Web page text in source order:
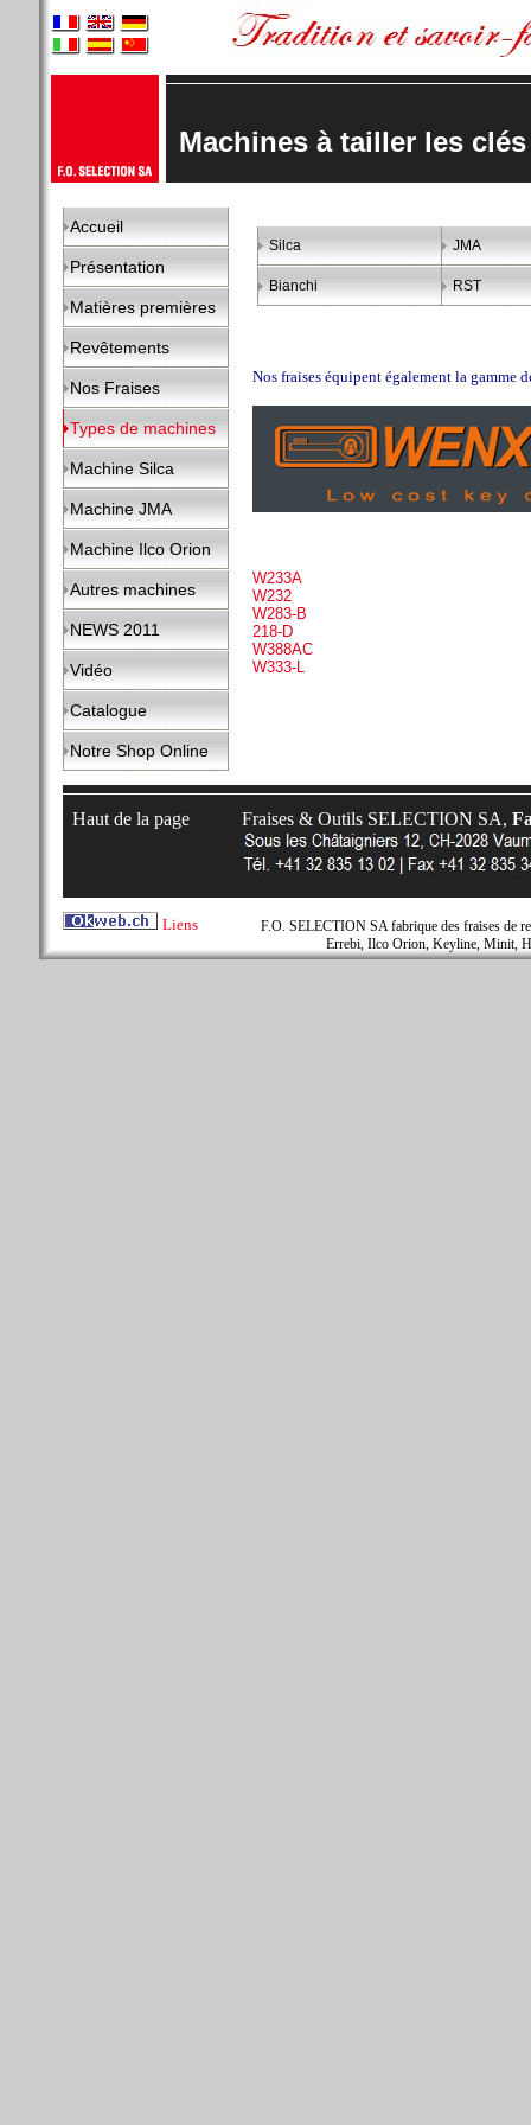
Machines à tailler les clés
Accueil
Présentation
Matières premières
Revêtements
Nos Fraises
Types de machines
Machine Silca
Machine JMA
Machine Ilco Orion
Autres machines
NEWS 2011
Vidéo
Catalogue
Notre Shop Online
Silca JMA
Bianchi RST
Nos fraises équipent également la gamme
W233A
W232
W283-B
218-D
W388AC
W333-L
Haut de la page Fraises & Outils SELECTION SA,
Liens
F.O. SELECTION SA fabrique des fraises de
Errebi, Ilco Orion, Keyline, Minit,